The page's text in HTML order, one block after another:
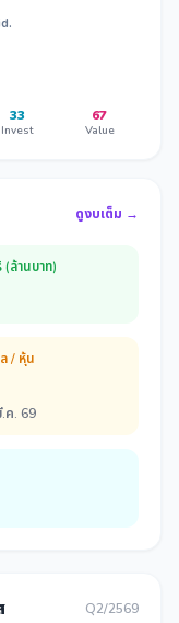
33
Invest
67
Value
ดูงบเต็ม →
(ล้านบาท)
/ หุ้น
ค. 69
Q2/2569